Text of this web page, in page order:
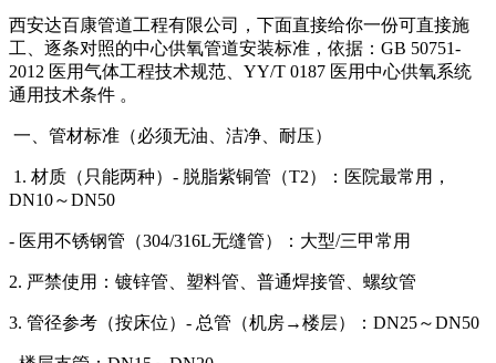
西安达百康管道工程有限公司，下面直接给你一份可直接施
工、逐条对照的中心供氧管道安装标准，依据：GB 50751-
2012 医用气体工程技术规范、YY/T 0187 医用中心供氧系统
通用技术条件 。
一、管材标准（必须无油、洁净、耐压）
1. 材质（只能两种）- 脱脂紫铜管（T2）：医院最常用，
DN10～DN50
- 医用不锈钢管（304/316L无缝管）：大型/三甲常用
2. 严禁使用：镀锌管、塑料管、普通焊接管、螺纹管
3. 管径参考（按床位）- 总管（机房→楼层）：DN25～DN50